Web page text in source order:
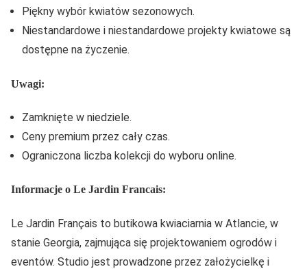
Piękny wybór kwiatów sezonowych.
Niestandardowe i niestandardowe projekty kwiatowe są
dostępne na życzenie.
Uwagi:
Zamknięte w niedziele.
Ceny premium przez cały czas.
Ograniczona liczba kolekcji do wyboru online.
Informacje o Le Jardin Francais:
Le Jardin Français to butikowa kwiaciarnia w Atlancie, w
stanie Georgia, zajmująca się projektowaniem ogrodów i
eventów. Studio jest prowadzone przez założycielkę i